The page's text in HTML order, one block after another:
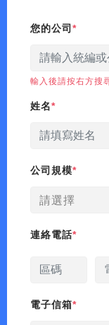
您的公司
輸入後請按右方搜
姓名
公司規模
請選擇
連絡電話
電子信箱